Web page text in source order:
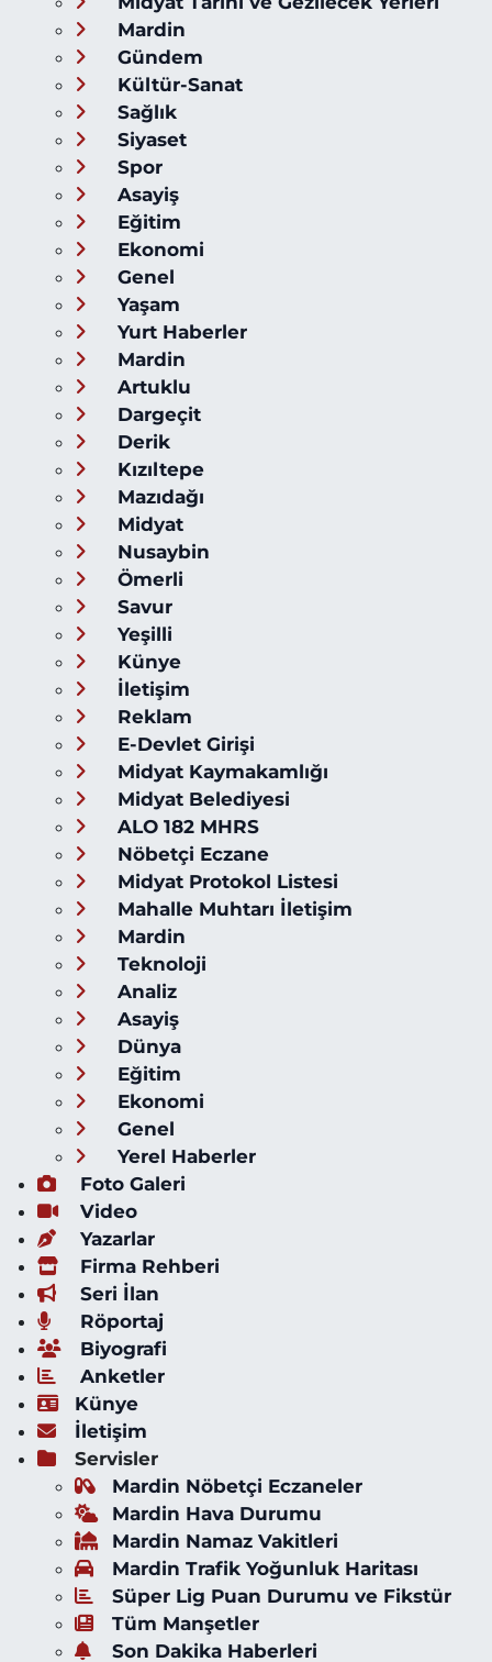
Mardin
Gündem
Kültür-Sanat
Sağlık
Siyaset
Spor
Asayiş
Eğitim
Ekonomi
Genel
Yaşam
Yurt Haberler
Mardin
Artuklu
Dargeçit
Derik
Kızıltepe
Mazıdağı
Midyat
Nusaybin
Ömerli
Savur
Yeşilli
Künye
İletişim
Reklam
E-Devlet Girişi
Midyat Kaymakamlığı
Midyat Belediyesi
ALO 182 MHRS
Nöbetçi Eczane
Midyat Protokol Listesi
Mahalle Muhtarı İletişim
Mardin
Teknoloji
Analiz
Asayiş
Dünya
Eğitim
Ekonomi
Genel
Yerel Haberler
Foto Galeri
Video
Yazarlar
Firma Rehberi
Seri İlan
Röportaj
Biyografi
Anketler
Künye
İletişim
Servisler
Mardin Nöbetçi Eczaneler
Mardin Hava Durumu
Mardin Namaz Vakitleri
Mardin Trafik Yoğunluk Haritası
Süper Lig Puan Durumu ve Fikstür
Tüm Manşetler
Son Dakika Haberleri